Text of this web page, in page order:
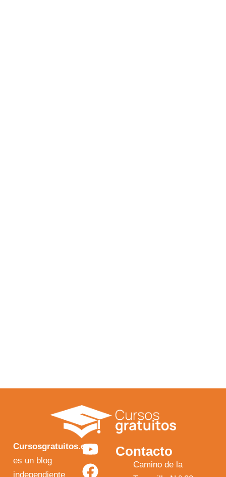
Cursosgratuitos.es
es un blog
independiente
Y
o
F
a
I
n
X
-
Contacto
Camino de la